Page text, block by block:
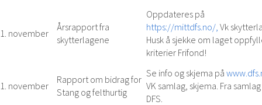
1. november
Årsrapport fra
skytterlagene
Oppdateres på
https://mittdfs.no/, Vk
Husk å sjekke om laget
kriterier Frifond!
1. november
Rapport om bidrag for
Stang og felthurtig
Se info og skjema på
VK samlag, skjema. Fra
DFS.